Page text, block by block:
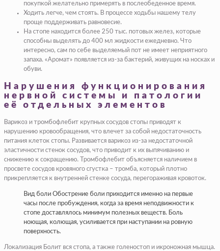
покупкой желательно примерять в послеобеденное время.
Ходить легче, чем стоять. В процессе ходьбы нашему телу
проще поддерживать равновесие.
На стопе находится более 250 тыс. потовых желез, которые
способны выделять до 400 мл жидкости ежедневно. Что
интересно, сам по себе выделяемый пот не имеет неприятного
запаха. «Аромат» появляется из-за бактерий, живущих на носках и
обуви.
Нарушения функционирования
нервной системы и патологии
её отдельных элементов
Варикоз и тромбофлебит крупных сосудов стопы приводят к
нарушению кровообращения, что влечет за собой недостаточность
питания клеток стопы. Развивается варикоз из-за недостаточной
эластичности стенок сосудов, что приводит к их выпячиванию и
снижению к сокращению. Тромбофлебит объясняется наличием в
просвете сосудов кровяного сгустка – тромба, который плотно
прикрепляется к внутренней стенке сосуда, перегораживая кровоток.
Вид боли Обострение боли приходится именно на первые
часы после пробуждения, когда за время неподвижности к
стопе доставлялось минимум полезных веществ. Боль
ноющая, колющая, усиливается при наступании на ровную
поверхность.
Локализация Болит вся стопа, а также голеностоп и икроножная мышца.